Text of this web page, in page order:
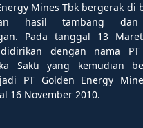
Mines Tbk bergerak di
hasil tambang
Pada tanggal 13
didirikan dengan nama
Sakti yang kemudian
PT Golden Energy
16 November 2010.